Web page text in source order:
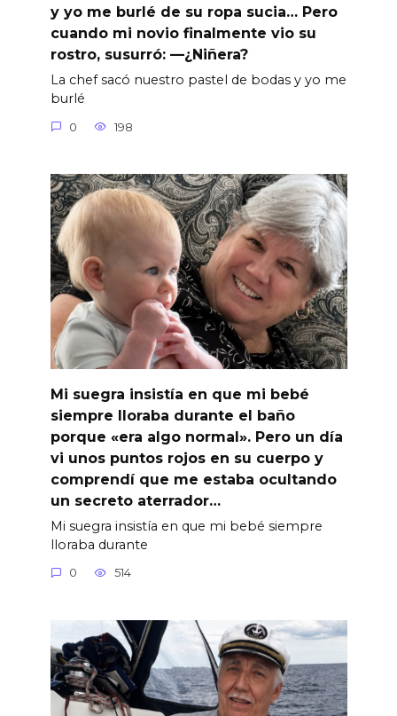
y yo me burlé de su ropa sucia… Pero
cuando mi novio finalmente vio su
rostro, susurró: —¿Niñera?
La chef sacó nuestro pastel de bodas y yo me
burlé
0 198
Mi suegra insistía en que mi bebé
siempre lloraba durante el baño
porque «era algo normal». Pero un día
vi unos puntos rojos en su cuerpo y
comprendí que me estaba ocultando
un secreto aterrador…
Mi suegra insistía en que mi bebé siempre
lloraba durante
0 514